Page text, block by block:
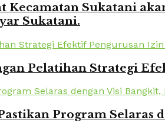
Kecamatan Sukatani
Sukatani.
Pelatihan Strategi
Program Selaras